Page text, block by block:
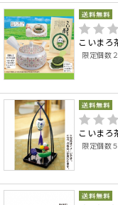
こいまろ
限定個数
こいまろ
限定個数